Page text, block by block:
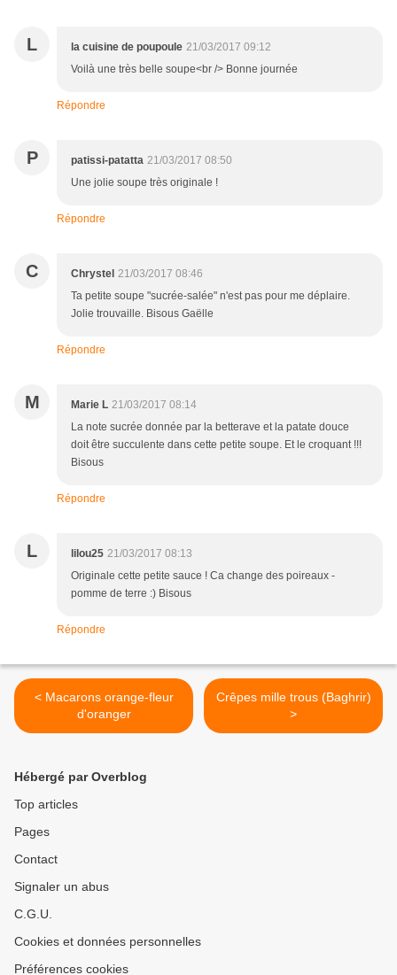
L la cuisine de poupoule 21/03/2017 09:12
Voilà une très belle soupe<br /> Bonne journée
Répondre
P patissi-patatta 21/03/2017 08:50
Une jolie soupe très originale !
Répondre
C Chrystel 21/03/2017 08:46
Ta petite soupe "sucrée-salée" n'est pas pour me déplaire.
Jolie trouvaille. Bisous Gaëlle
Répondre
M Marie L 21/03/2017 08:14
La note sucrée donnée par la betterave et la patate douce
doit être succulente dans cette petite soupe. Et le croquant !!!
Bisous
Répondre
L lilou25 21/03/2017 08:13
Originale cette petite sauce ! Ca change des poireaux -
pomme de terre :) Bisous
Répondre
< Macarons orange-fleur
d'oranger
Crêpes mille trous (Baghrir)
>
Hébergé par Overblog
Top articles
Pages
Contact
Signaler un abus
C.G.U.
Cookies et données personnelles
Préférences cookies